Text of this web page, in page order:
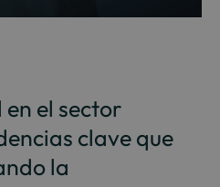
el sector
clave que
la